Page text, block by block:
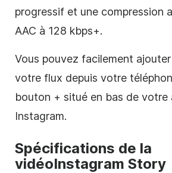
progressif et une compression
AAC à 128 kbps+.
Vous pouvez facilement
votre flux depuis votre
bouton + situé en bas de votre
Instagram.
Spécifications de la
vidéoInstagram Story